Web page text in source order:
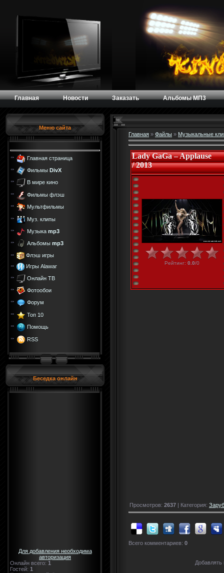
Главная Новости Заказать Альбомы МП3
Меню сайта
Главная страница
Фильмы DivX
В мире кино
Фильмы флэш
Мультфильмы
Муз. клипы
Музыка mp3
Альбомы mp3
Флэш игры
Игры Alawar
Онлайн ТВ
Фотообои
Форум
Топ 10
Помощь
RSS
Беседка онлайн
Для добавления необходима
авторизация
Онлайн всего: 1
Гостей: 1
Главная » Файлы » Музыкальные
Lady GaGa – Applause
/ 2013
Рейтинг: 0.0/0
Просмотров: 2637 | Категория:
Всего комментариев: 0
Добавлять